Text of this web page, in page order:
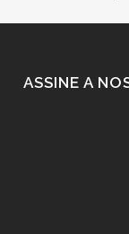
ASSINE A